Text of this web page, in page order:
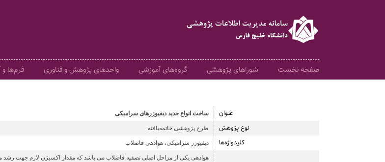
صفحه نخست شوراهای پژوهشی گروه‌های آموزشی واحدهای پژوهش و فناوری فرم‌ها و
عنوان
ساخت انواع جدید دیفیوزرهای سرامیکی
نوع پژوهش طرح پژوهشی خاتمه‌یافته
کلیدواژه‌ها دیفیوزر سرامیکی، هوادهی فاضلاب
هوادهی یکی از مراحل اصلی تصفیه فاضلاب می باشد که مقدار اکسیژن لازم جهت رشد